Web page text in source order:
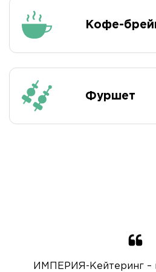
Кофе-
Фуршет
ИМПЕРИЯ-Кейтеринг –